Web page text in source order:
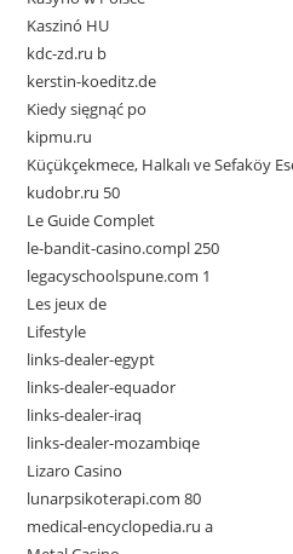
Kaszinó HU
kdc-zd.ru b
kerstin-koeditz.de
Kiedy sięgnąć po
kipmu.ru
Küçükçekmece, Halkalı ve Sefaköy
kudobr.ru 50
Le Guide Complet
le-bandit-casino.compl 250
legacyschoolspune.com 1
Les jeux de
Lifestyle
links-dealer-egypt
links-dealer-equador
links-dealer-iraq
links-dealer-mozambiqe
Lizaro Casino
lunarpsikoterapi.com 80
medical-encyclopedia.ru a